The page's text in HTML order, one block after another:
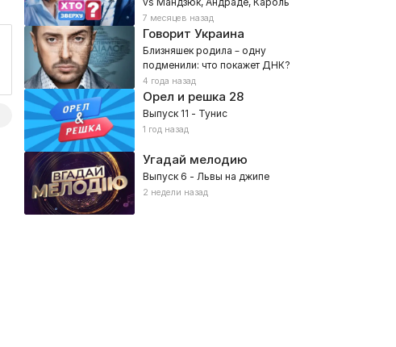
7 месяцев назад
Говорит Украина
Близняшек родила – одну
подменили: что покажет ДНК?
4 года назад
Орел и решка 28
Выпуск 11 - Тунис
1 год назад
Угадай мелодию
Выпуск 6 - Львы на джипе
2 недели назад